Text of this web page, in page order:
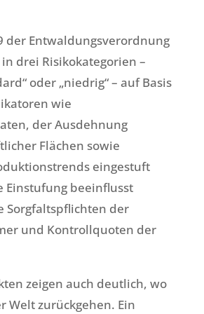
der Entwaldungsverordnung
drei Risikokategorien –
oder „niedrig“ – auf Basis
wie
der Ausdehnung
Flächen sowie
eingestuft
Einstufung beeinflusst
Sorgfaltspflichten der
und Kontrollquoten der
zeigen auch deutlich, wo
Welt zurückgehen. Ein